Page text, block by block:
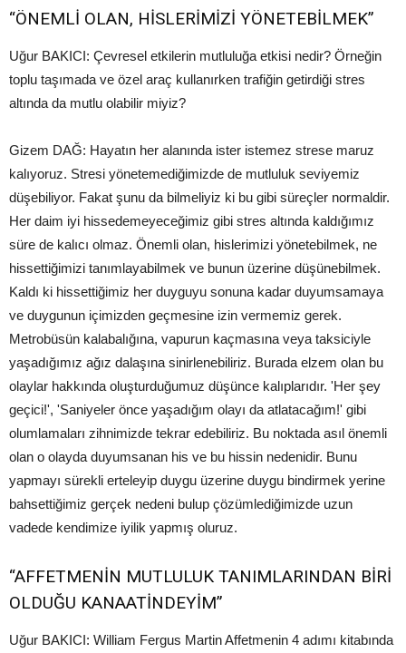
“ÖNEMLİ OLAN, HİSLERİMİZİ YÖNETEBİLMEK”
Uğur BAKICI: Çevresel etkilerin mutluluğa etkisi nedir? Örneğin
toplu taşımada ve özel araç kullanırken trafiğin getirdiği stres
altında da mutlu olabilir miyiz?
Gizem DAĞ: Hayatın her alanında ister istemez strese maruz
kalıyoruz. Stresi yönetemediğimizde de mutluluk seviyemiz
düşebiliyor. Fakat şunu da bilmeliyiz ki bu gibi süreçler normaldir.
Her daim iyi hissedemeyeceğimiz gibi stres altında kaldığımız
süre de kalıcı olmaz. Önemli olan, hislerimizi yönetebilmek, ne
hissettiğimizi tanımlayabilmek ve bunun üzerine düşünebilmek.
Kaldı ki hissettiğimiz her duyguyu sonuna kadar duyumsamaya
ve duygunun içimizden geçmesine izin vermemiz gerek.
Metrobüsün kalabalığına, vapurun kaçmasına veya taksiciyle
yaşadığımız ağız dalaşına sinirlenebiliriz. Burada elzem olan bu
olaylar hakkında oluşturduğumuz düşünce kalıplarıdır. 'Her şey
geçici!', 'Saniyeler önce yaşadığım olayı da atlatacağım!' gibi
olumlamaları zihnimizde tekrar edebiliriz. Bu noktada asıl önemli
olan o olayda duyumsanan his ve bu hissin nedenidir. Bunu
yapmayı sürekli erteleyip duygu üzerine duygu bindirmek yerine
bahsettiğimiz gerçek nedeni bulup çözümlediğimizde uzun
vadede kendimize iyilik yapmış oluruz.
“AFFETMENİN MUTLULUK TANIMLARINDAN BİRİ
OLDUĞU KANAATİNDEYİM”
Uğur BAKICI: William Fergus Martin Affetmenin 4 adımı kitabında